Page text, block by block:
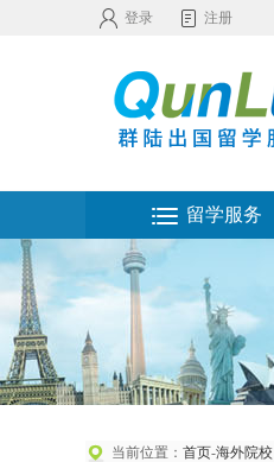
登录 注册
留学服务
当前位置： 首页-海外院校